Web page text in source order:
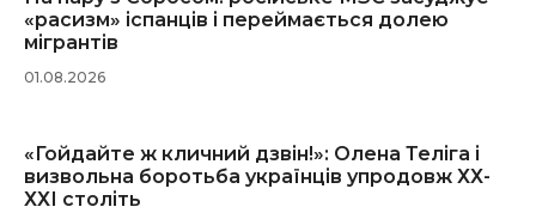
«расизм» іспанців і переймається долею
мігрантів
01.08.2026
«Гойдайте ж кличний дзвін!»: Олена Теліга і
визвольна боротьба українців упродовж ХХ-
ХХІ століть